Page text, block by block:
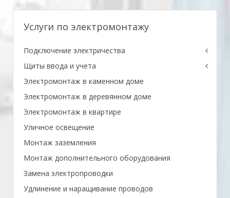
Услуги по электромонтажу
Подключение электричества
Щиты ввода и учета
Электромонтаж в каменном доме
Электромонтаж в деревянном доме
Электромонтаж в квартире
Уличное освещение
Монтаж заземления
Монтаж дополнительного оборудования
Замена электропроводки
Удлинение и наращивание проводов